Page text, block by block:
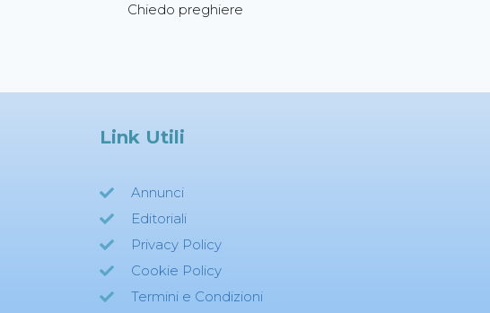
Chiedo preghiere
Link Utili
Annunci
Editoriali
Privacy Policy
Cookie Policy
Termini e Condizioni